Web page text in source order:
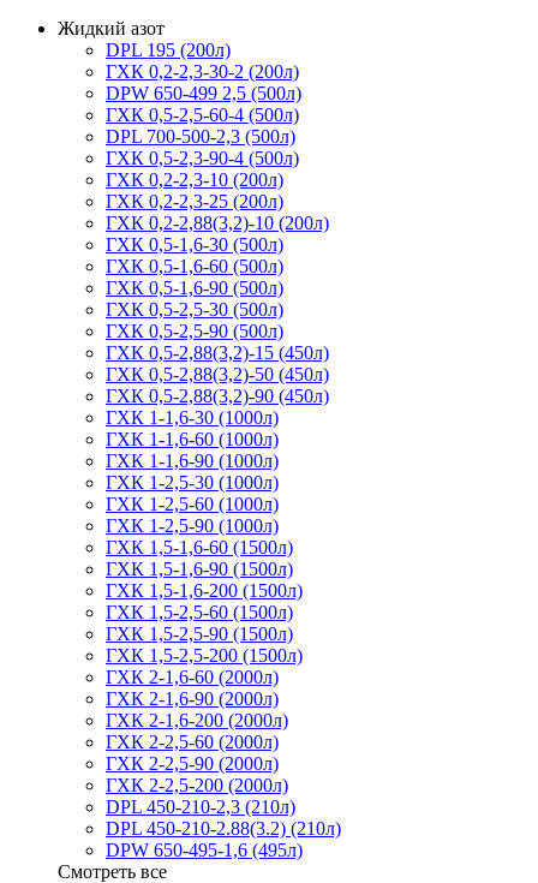
Жидкий азот
DPL 195 (200л)
ГХК 0,2-2,3-30-2 (200л)
DPW 650-499 2,5 (500л)
ГХК 0,5-2,5-60-4 (500л)
DPL 700-500-2,3 (500л)
ГХК 0,5-2,3-90-4 (500л)
ГХК 0,2-2,3-10 (200л)
ГХК 0,2-2,3-25 (200л)
ГХК 0,2-2,88(3,2)-10 (200л)
ГХК 0,5-1,6-30 (500л)
ГХК 0,5-1,6-60 (500л)
ГХК 0,5-1,6-90 (500л)
ГХК 0,5-2,5-30 (500л)
ГХК 0,5-2,5-90 (500л)
ГХК 0,5-2,88(3,2)-15 (450л)
ГХК 0,5-2,88(3,2)-50 (450л)
ГХК 0,5-2,88(3,2)-90 (450л)
ГХК 1-1,6-30 (1000л)
ГХК 1-1,6-60 (1000л)
ГХК 1-1,6-90 (1000л)
ГХК 1-2,5-30 (1000л)
ГХК 1-2,5-60 (1000л)
ГХК 1-2,5-90 (1000л)
ГХК 1,5-1,6-60 (1500л)
ГХК 1,5-1,6-90 (1500л)
ГХК 1,5-1,6-200 (1500л)
ГХК 1,5-2,5-60 (1500л)
ГХК 1,5-2,5-90 (1500л)
ГХК 1,5-2,5-200 (1500л)
ГХК 2-1,6-60 (2000л)
ГХК 2-1,6-90 (2000л)
ГХК 2-1,6-200 (2000л)
ГХК 2-2,5-60 (2000л)
ГХК 2-2,5-90 (2000л)
ГХК 2-2,5-200 (2000л)
DPL 450-210-2,3 (210л)
DPL 450-210-2.88(3.2) (210л)
DPW 650-495-1,6 (495л)
Смотреть все